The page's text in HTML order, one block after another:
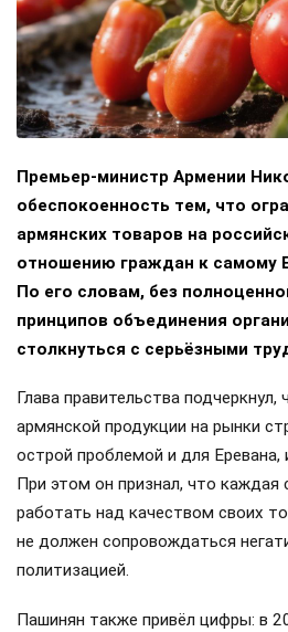
Премьер-министр Армении
обеспокоенность тем, что
армянских товаров на
отношению граждан к самому
По его словам, без
принципов объединения
столкнуться с серьёзными
Глава правительства
армянской продукции на рынки
острой проблемой и для
При этом он признал, что каждая
работать над качеством своих
не должен сопровождаться
политизацией.
Пашинян также привёл цифры: в